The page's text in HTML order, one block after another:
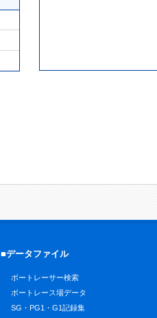
■データファイル
ボートレーサー検索
ボートレース場データ
SG・PG1・G1記録集